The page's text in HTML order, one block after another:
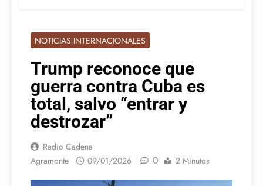
NOTICIAS INTERNACIONALES
Trump reconoce que
guerra contra Cuba es
total, salvo “entrar y
destrozar”
Radio Cadena
Agramonte
09/01/2026 0 2 Minutos